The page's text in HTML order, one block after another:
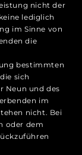
nicht der
lediglich
im Sinne von
die
bestimmten
sich
Neun und des
im
nicht. Bei
oder dem